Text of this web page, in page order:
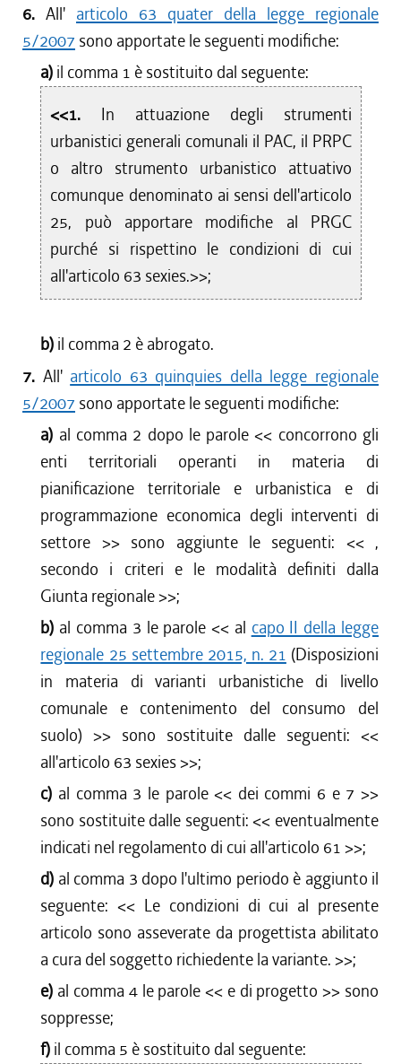
6. All' articolo 63 quater della legge regionale
5/2007 sono apportate le seguenti modifiche:
a) il comma 1 è sostituito dal seguente:
<<1. In attuazione degli strumenti
urbanistici generali comunali il PAC, il PRPC
o altro strumento urbanistico attuativo
comunque denominato ai sensi dell'articolo
25, può apportare modifiche al PRGC
purché si rispettino le condizioni di cui
all'articolo 63 sexies.>>;
b) il comma 2 è abrogato.
7. All' articolo 63 quinquies della legge regionale
5/2007 sono apportate le seguenti modifiche:
a) al comma 2 dopo le parole << concorrono gli
enti territoriali operanti in materia di
pianificazione territoriale e urbanistica e di
programmazione economica degli interventi di
settore >> sono aggiunte le seguenti: << ,
secondo i criteri e le modalità definiti dalla
Giunta regionale>>;
b) al comma 3 le parole << al capo II della legge
regionale 25 settembre 2015, n. 21 (Disposizioni
in materia di varianti urbanistiche di livello
comunale e contenimento del consumo del
suolo)>> sono sostituite dalle seguenti: <<
all'articolo 63 sexies>>;
c) al comma 3 le parole << dei commi 6 e 7 >>
sono sostituite dalle seguenti: << eventualmente
indicati nel regolamento di cui all'articolo 61 >>;
d) al comma 3 dopo l'ultimo periodo è aggiunto il
seguente: << Le condizioni di cui al presente
articolo sono asseverate da progettista abilitato
a cura del soggetto richiedente la variante. >>;
e) al comma 4 le parole << e di progetto >> sono
soppresse;
f) il comma 5 è sostituito dal seguente: